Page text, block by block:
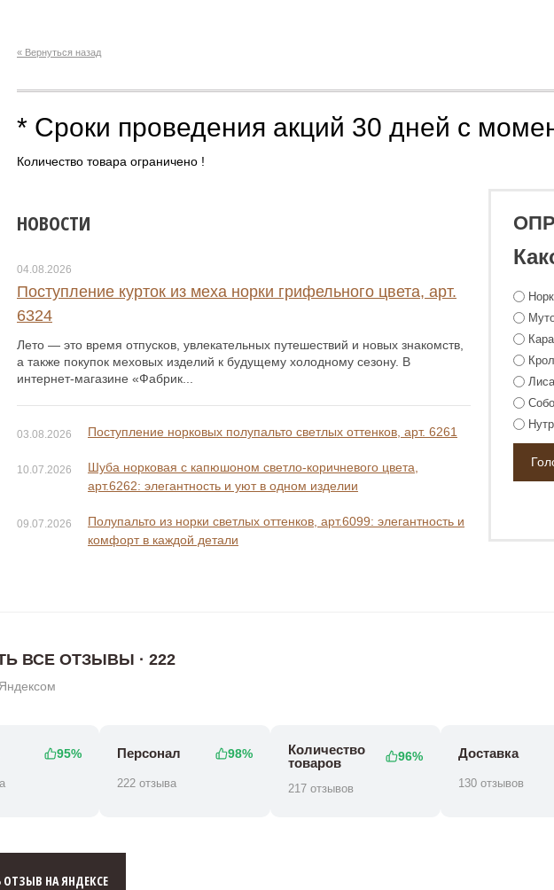
« Вернуться назад
* Сроки проведения акций 30 дней с
Количество товара ограничено !
НОВОСТИ
04.08.2026
Поступление курток из меха норки грифельного цвета, арт.
6324
Лето — это время отпусков, увлекательных путешествий и новых знакомств,
а также покупок меховых изделий к будущему холодному сезону. В
интернет-магазине «Фабрик...
03.08.2026 Поступление норковых полупальто светлых оттенков, арт. 6261
10.07.2026
Шуба норковая с капюшоном светло-коричневого цвета,
арт.6262: элегантность и уют в одном изделии
09.07.2026
Полупальто из норки светлых оттенков, арт.6099: элегантность и
комфорт в каждой детали
ВСЕ ОТЗЫВЫ · 222
95% Персонал 98%
222 отзыва
Количество
товаров
96%
217 отзывов
Доставка
130 отзывов
ОТЗЫВ НА ЯНДЕКСЕ